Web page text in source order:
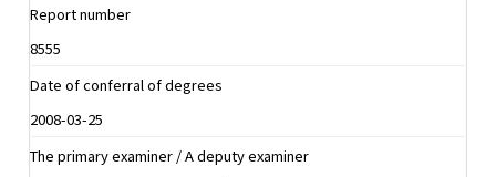
Report number
8555
Date of conferral of degrees
2008-03-25
The primary examiner / A deputy examiner